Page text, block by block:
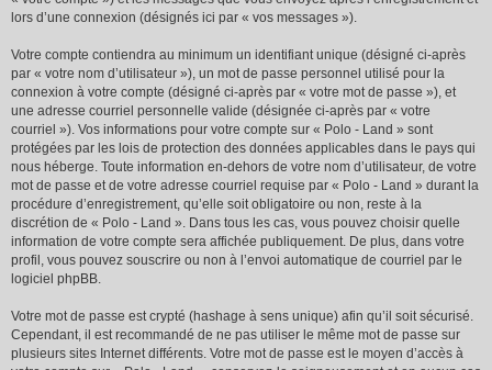
lors d’une connexion (désignés ici par « vos messages »).
Votre compte contiendra au minimum un identifiant unique (désigné ci-après
par « votre nom d’utilisateur »), un mot de passe personnel utilisé pour la
connexion à votre compte (désigné ci-après par « votre mot de passe »), et
une adresse courriel personnelle valide (désignée ci-après par « votre
courriel »). Vos informations pour votre compte sur « Polo - Land » sont
protégées par les lois de protection des données applicables dans le pays qui
nous héberge. Toute information en-dehors de votre nom d’utilisateur, de votre
mot de passe et de votre adresse courriel requise par « Polo - Land » durant la
procédure d’enregistrement, qu’elle soit obligatoire ou non, reste à la
discrétion de « Polo - Land ». Dans tous les cas, vous pouvez choisir quelle
information de votre compte sera affichée publiquement. De plus, dans votre
profil, vous pouvez souscrire ou non à l’envoi automatique de courriel par le
logiciel phpBB.
Votre mot de passe est crypté (hashage à sens unique) afin qu’il soit sécurisé.
Cependant, il est recommandé de ne pas utiliser le même mot de passe sur
plusieurs sites Internet différents. Votre mot de passe est le moyen d’accès à